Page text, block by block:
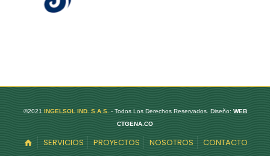
©2021 INGELSOL IND. S.A.S. - Todos Los Derechos Reservados. Diseño: WEB
CTGENA.CO
SERVICIOS PROYECTOS NOSOTROS CONTACTO